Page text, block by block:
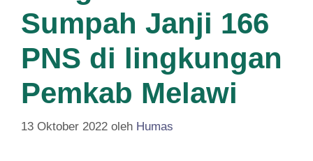
Sumpah Janji 166
PNS di lingkungan
Pemkab Melawi
13 Oktober 2022 oleh Humas